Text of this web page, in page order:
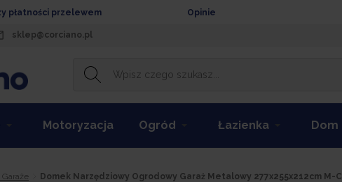
płatności przelewem Opinie
sklep@corciano.pl
Motoryzacja Ogród Łazienka Dom
Domek Narzędziowy Ogrodowy Garaż Metalowy 277x255x212cm M-C